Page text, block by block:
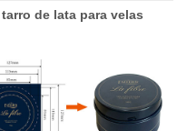
de lata para velas